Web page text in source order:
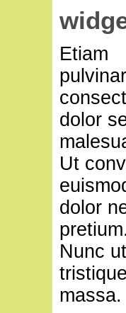
Etiam
pulvinar
dolor
Ut
dolor
pretium.
Nunc ut
tristique
massa.